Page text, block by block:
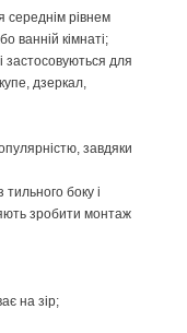
середнім рівнем
ванній кімнаті;
застосовуються для
дзеркал,
завдяки
тильного боку і
зробити монтаж
на зір;